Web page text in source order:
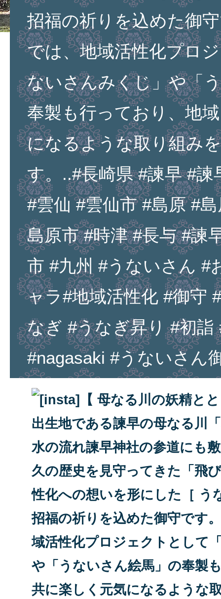
招福の祈りを込めた御
では、地域活性化プロ
ないさんみくじ」や「
奉製も行っており、地
になるような取り組み
す。..#長崎県 #諫早 #諫
#雲仙 #雲仙市 #島原 #
島原市 #時津 #長与 #諫
市 #九州 #うないさん #
ャラ#地域活性化 #御守
なぎ #うなぎ昇り #初詣
#nagasaki #うないさん